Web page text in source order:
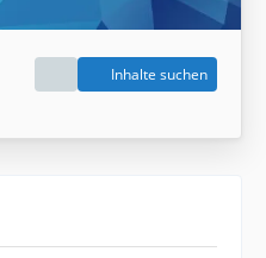
Inhalte suchen